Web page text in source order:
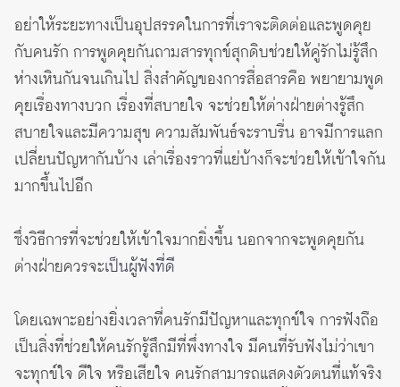
อย่าให้ระยะทางเป็นอุปสรรคในการที่เราจะติดต่อและพูดคุย
กับคนรัก การพูดคุยกันถามสารทุกข์สุกดิบช่วยให้คู่รักไม่รู้สึก
ห่างเหินกันจนเกินไป สิ่งสำคัญของการสื่อสารคือ พยายามพูด
คุยเรื่องทางบวก เรื่องที่สบายใจ จะช่วยให้ต่างฝ่ายต่างรู้สึก
สบายใจและมีความสุข ความสัมพันธ์จะราบรื่น อาจมีการแลก
เปลี่ยนปัญหากันบ้าง เล่าเรื่องราวที่แย่บ้างก็จะช่วยให้เข้าใจกัน
มากขึ้นไปอีก
ซึ่งวิธีการที่จะช่วยให้เข้าใจมากยิ่งขึ้น นอกจากจะพูดคุยกัน
ต่างฝ่ายควรจะเป็นผู้ฟังที่ดี
โดยเฉพาะอย่างยิ่งเวลาที่คนรักมีปัญหาและทุกข์ใจ การฟังถือ
เป็นสิ่งที่ช่วยให้คนรักรู้สึกมีที่พึ่งทางใจ มีคนที่รับฟังไม่ว่าเขา
จะทุกข์ใจ ดีใจ หรือเสียใจ คนรักสามารถแสดงตัวตนที่แท้จริง